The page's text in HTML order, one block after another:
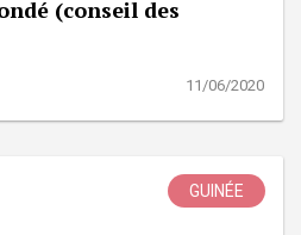
(conseil des
11/06/2020
GUINÉE